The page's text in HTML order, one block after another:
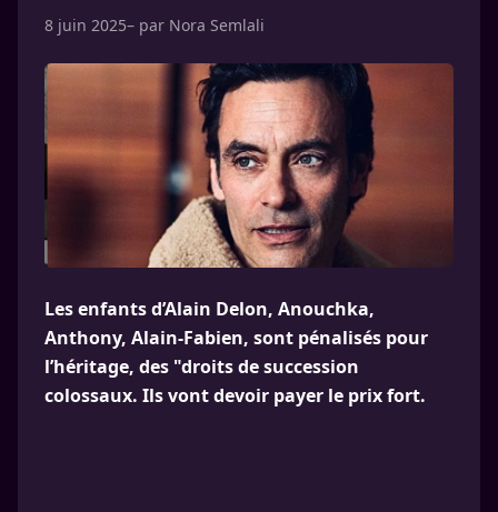
8 juin 2025– par Nora Semlali
Les enfants d’Alain Delon, Anouchka,
Anthony, Alain-Fabien, sont pénalisés pour
l’héritage, des "droits de succession
colossaux. Ils vont devoir payer le prix fort.